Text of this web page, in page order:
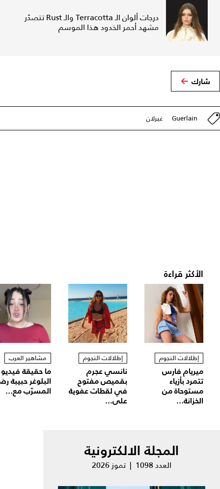
درجات ألوان الـ Terracotta والـ Rust تتصدّر
مشهد أحمر الخدود هذا الموسم
شارك
Guerlain غيرلان
الأكثر قراءة
إطلالات النجوم
ميريام فارس
تتمرد بأزياء
مستوحاة من
الخزانة...
إطلالات النجوم
نانسي عجرم
بقميص مفتوح
في لقطات عفوية
على...
مشاهير العرب
ما حقيقة فيديو
البلوغر حبيبة
المسرّب مع...
المجلة الالكترونية
العدد 1098 | تموز 2026